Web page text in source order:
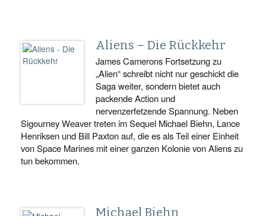
Aliens – Die Rückkehr
James Camerons Fortsetzung zu
„Alien“ schreibt nicht nur geschickt die
Saga weiter, sondern bietet auch
packende Action und
nervenzerfetzende Spannung. Neben
Sigourney Weaver treten im Sequel Michael Biehn, Lance
Henriksen und Bill Paxton auf, die es als Teil einer Einheit
von Space Marines mit einer ganzen Kolonie von Aliens zu
tun bekommen.
Michael Biehn